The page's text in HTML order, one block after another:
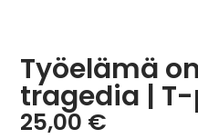
Työelämä
tragedia |
25,00 €